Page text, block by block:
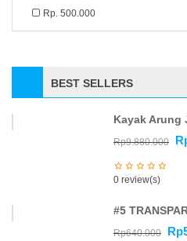
Rp. 500.000
BEST SELLERS
Kayak Arung
Rp9.880.000
0 review(s)
#5
Rp640.000 Rp